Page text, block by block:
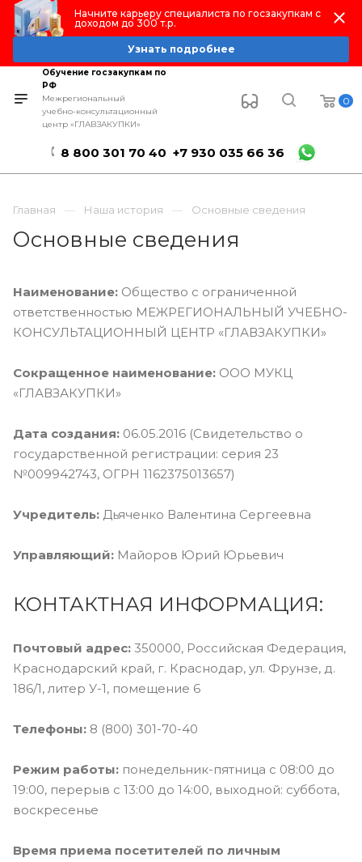
Начните карьеру специалиста по госзакупкам с
доходом до 300 т.р.
Узнать подробнее
Обучение госзакупкам по
РФ
Межрегиональный
учебно-консультационный
центр «ГЛАВЗАКУПКИ»
0
8 800 301 70 40 +7 930 035 66 36
Главная Наша история Основные сведения
Основные сведения
Наименование: Общество с ограниченной
ответственностью МЕЖРЕГИОНАЛЬНЫЙ УЧЕБНО-
КОНСУЛЬТАЦИОННЫЙ ЦЕНТР «ГЛАВЗАКУПКИ»
Сокращенное наименование: ООО МУКЦ
«ГЛАВЗАКУПКИ»
Дата создания: 06.05.2016 (Свидетельство о
государственной регистрации: серия 23
№009942743, ОГРН 1162375013657)
Учредитель: Дьяченко Валентина Сергеевна
Управляющий: Майоров Юрий Юрьевич
КОНТАКТНАЯ ИНФОРМАЦИЯ:
Почтовый адрес: 350000, Российская Федерация,
Краснодарский край, г. Краснодар, ул. Фрунзе, д.
186/1, литер У-1, помещение 6
Телефоны: 8 (800) 301-70-40
Режим работы: понедельник-пятница с 08:00 до
19:00, перерыв с 13:00 до 14:00, выходной: суббота,
воскресенье
Время приема посетителей по личным